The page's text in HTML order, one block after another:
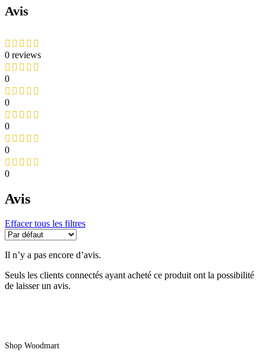
Avis
0 reviews
0
0
0
0
0
Avis
Effacer tous les filtres
Il n’y a pas encore d’avis.
Seuls les clients connectés ayant acheté ce produit ont la possibilité
de laisser un avis.
Shop Woodmart